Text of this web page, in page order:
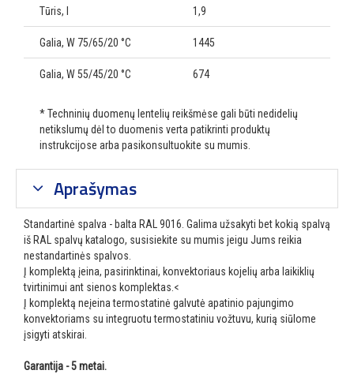
Tūris, l 1,9
Galia, W 75/65/20 °C 1445
Galia, W 55/45/20 °C 674
* Techninių duomenų lentelių reikšmėse gali būti nedidelių
netikslumų dėl to duomenis verta patikrinti produktų
instrukcijose arba pasikonsultuokite su mumis.
Aprašymas
Standartinė spalva - balta RAL 9016. Galima užsakyti bet kokią spalvą
iš RAL spalvų katalogo, susisiekite su mumis jeigu Jums reikia
nestandartinės spalvos.
Į komplektą įeina, pasirinktinai, konvektoriaus kojelių arba laikiklių
tvirtinimui ant sienos komplektas.<
Į komplektą neįeina termostatinė galvutė apatinio pajungimo
konvektoriams su integruotu termostatiniu vožtuvu, kurią siūlome
įsigyti atskirai.
Garantija - 5 metai.